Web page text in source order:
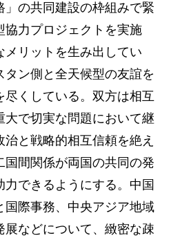
」の共同建設の枠組みで緊
協力プロジェクトを実施
メリットを生み出してい
タン側と全天候型の友誼を
くしている。双方は相互
で切実な問題において継
と戦略的相互信頼を絶え
間関係が両国の共同の発
できるようにする。中国
国際事務、中央アジア地域
などについて、緻密な疎